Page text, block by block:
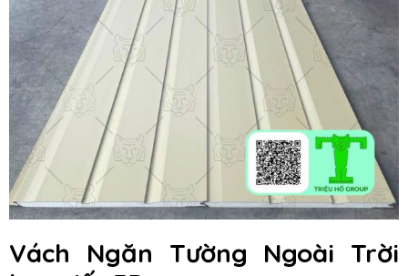
Vách Ngăn Tường Ngoài Trời